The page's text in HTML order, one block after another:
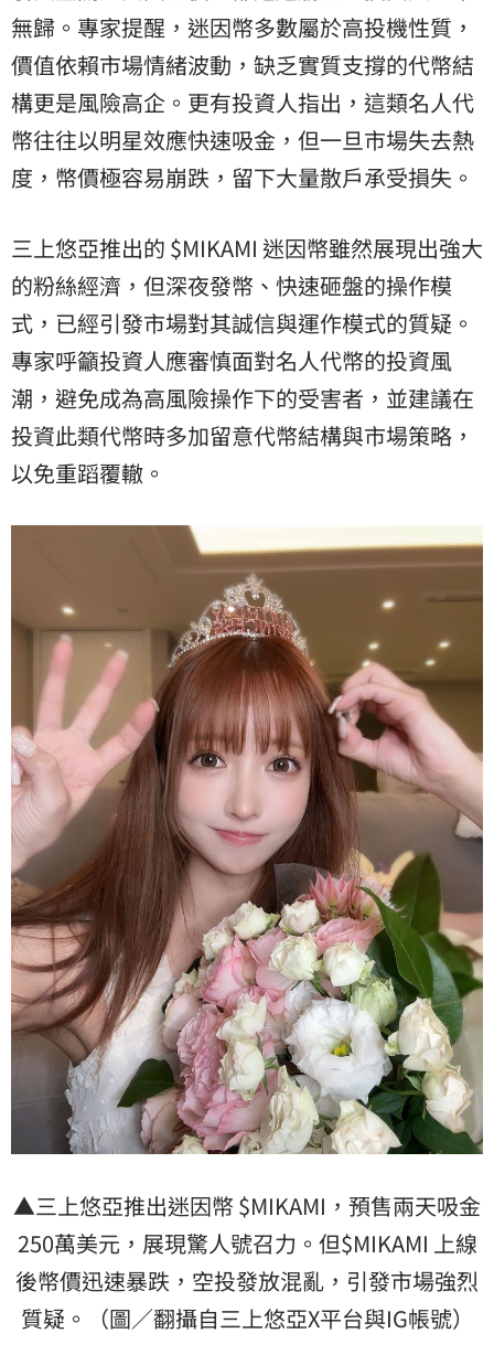
無歸。專家提醒，迷因幣多數屬於高投機性質，
價值依賴市場情緒波動，缺乏實質支撐的代幣結
構更是風險高企。更有投資人指出，這類名人代
幣往往以明星效應快速吸金，但一旦市場失去熱
度，幣價極容易崩跌，留下大量散戶承受損失。
三上悠亞推出的 $MIKAMI 迷因幣雖然展現出強大
的粉絲經濟，但深夜發幣、快速砸盤的操作模
式 ，已經引發市場對其誠信與運作模式的質疑。
專家呼籲投資人應審慎面對名人代幣的投資風
潮，避免成為高風險操作下的受害者，並建議在
投資此類代幣時多加留意代幣結構與市場策略，
以免重蹈覆轍。
▲三上悠亞推出迷因幣 $MIKAMI，預售兩天吸金
250萬美元，展現驚人號召力。但$MIKAMI 上線
後幣價迅速暴跌，空投發放混亂，引發市場強烈
質疑。（圖／翻攝自三上悠亞X平台與IG帳號）